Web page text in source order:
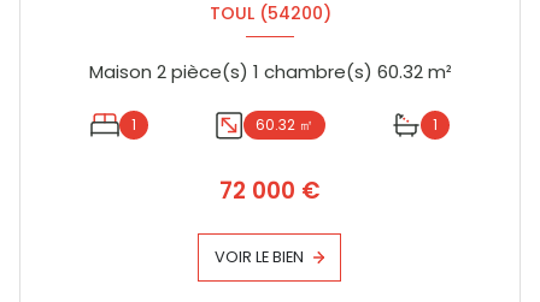
TOUL (54200)
Maison 2 pièce(s) 1 chambre(s) 60.32 m²
1 60.32 ㎡ 1
72 000 €
VOIR LE BIEN